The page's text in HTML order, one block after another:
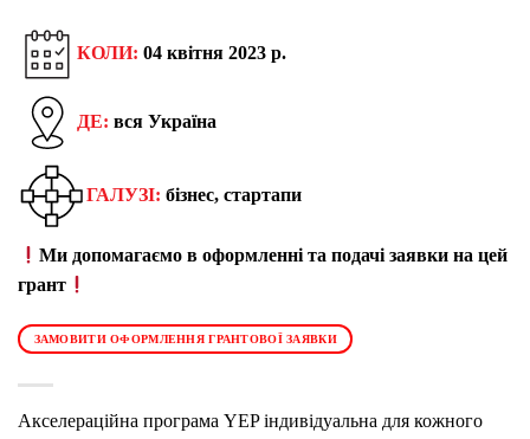
КОЛИ: 04 квітня 2023 р.
ДЕ: вся Україна
ГАЛУЗІ: бізнес, стартапи
Ми допомагаємо в оформленні та подачі заявки на цей
грант
ЗАМОВИТИ ОФОРМЛЕННЯ ГРАНТОВОЇ ЗАЯВКИ
Акселераційна програма YEP індивідуальна для кожного